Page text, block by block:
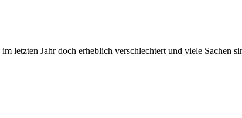
letzten Jahr doch erheblich verschlechtert und viele Sachen